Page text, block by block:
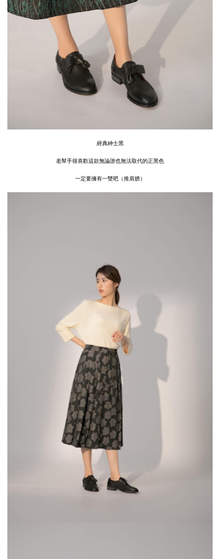
經典紳士黑
老幫手很喜歡這款無論誰也無法取代的正黑色
一定要擁有一雙吧（推肩膀）